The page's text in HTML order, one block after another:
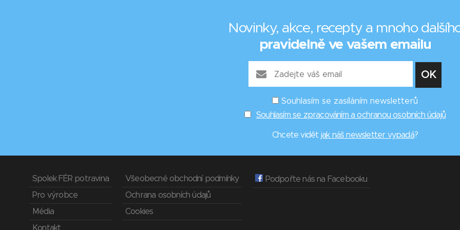
Novinky, akce, recepty a mnoho
pravidelně ve vašem emailu
Souhlasím se zasíláním newsletterů
Souhlasím se zpracováním a ochranou osobních údajů
Chcete vidět jak náš newsletter vypadá?
Spolek FÉR potravina
Pro výrobce
Média
Kontakt
Všeobecné obchodní podmínky
Ochrana osobních údajů
Cookies
Podpořte nás na Facebooku